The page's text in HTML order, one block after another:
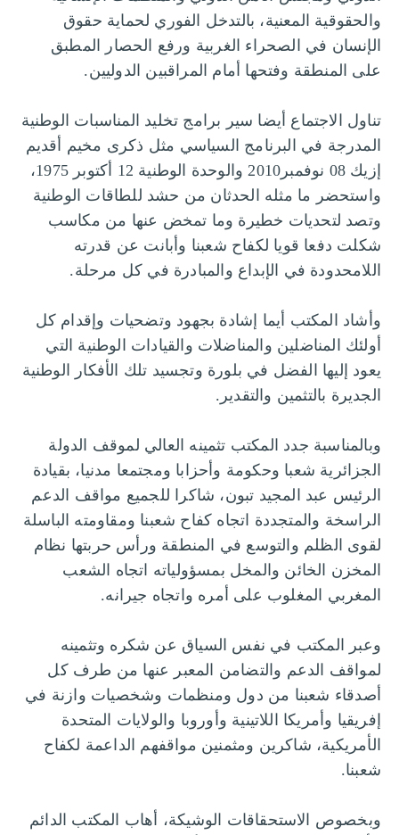
والحقوقية المعنية، بالتدخل الفوري لحماية حقوق
الإنسان في الصحراء الغربية ورفع الحصار المطبق
على المنطقة وفتحها أمام المراقبين الدوليين.
تناول الاجتماع أيضا سير برامج تخليد المناسبات الوطنية
المدرجة في البرنامج السياسي مثل ذكرى مخيم أقديم
إزيك 08 نوفمبر2010 والوحدة الوطنية 12 أكتوبر 1975،
واستحضر ما مثله الحدثان من حشد للطاقات الوطنية
وتصد لتحديات خطيرة وما تمخض عنها من مكاسب
شكلت دفعا قويا لكفاح شعبنا وأبانت عن قدرته
اللامحدودة في الإبداع والمبادرة في كل مرحلة.
وأشاد المكتب أيما إشادة بجهود وتضحيات وإقدام كل
أولئك المناضلين والمناضلات والقيادات الوطنية التي
يعود إليها الفضل في بلورة وتجسيد تلك الأفكار الوطنية
الجديرة بالتثمين والتقدير.
وبالمناسبة جدد المكتب تثمينه العالي لموقف الدولة
الجزائرية شعبا وحكومة وأحزابا ومجتمعا مدنيا، بقيادة
الرئيس عبد المجيد تبون، شاكرا للجميع مواقف الدعم
الراسخة والمتجددة اتجاه كفاح شعبنا ومقاومته الباسلة
لقوى الظلم والتوسع في المنطقة ورأس حربتها نظام
المخزن الخائن والمخل بمسؤولياته اتجاه الشعب
المغربي المغلوب على أمره واتجاه جيرانه.
وعبر المكتب في نفس السياق عن شكره وتثمينه
لمواقف الدعم والتضامن المعبر عنها من طرف كل
أصدقاء شعبنا من دول ومنظمات وشخصيات وازنة في
إفريقيا وأمريكا اللاتينية وأوروبا والولايات المتحدة
الأمريكية، شاكرين ومثمنين مواقفهم الداعمة لكفاح
شعبنا.
وبخصوص الاستحقاقات الوشيكة، أهاب المكتب الدائم